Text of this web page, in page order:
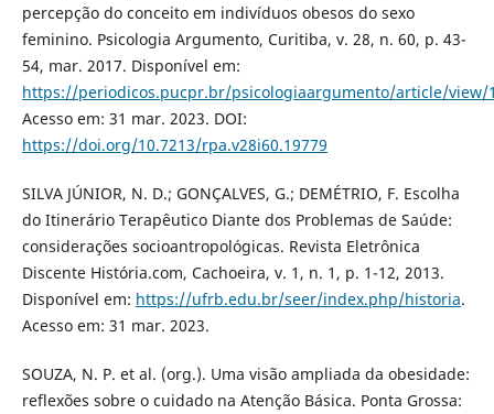
percepção do conceito em indivíduos obesos do sexo
feminino. Psicologia Argumento, Curitiba, v. 28, n. 60, p. 43-
54, mar. 2017. Disponível em:
https://periodicos.pucpr.br/psicologiaargumento/article/view/
Acesso em: 31 mar. 2023. DOI:
https://doi.org/10.7213/rpa.v28i60.19779
SILVA JÚNIOR, N. D.; GONÇALVES, G.; DEMÉTRIO, F. Escolha
do Itinerário Terapêutico Diante dos Problemas de Saúde:
considerações socioantropológicas. Revista Eletrônica
Discente História.com, Cachoeira, v. 1, n. 1, p. 1-12, 2013.
Disponível em: https://ufrb.edu.br/seer/index.php/historia.
Acesso em: 31 mar. 2023.
SOUZA, N. P. et al. (org.). Uma visão ampliada da obesidade:
reflexões sobre o cuidado na Atenção Básica. Ponta Grossa: